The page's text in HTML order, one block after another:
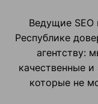
Ведущие
Республике
агентству:
качественные
которые не